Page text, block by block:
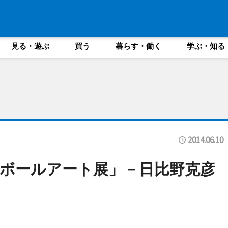
見る・遊ぶ 買う 暮らす・働く 学ぶ・知る
2014.06.10
ールアート展」－日比野克彦